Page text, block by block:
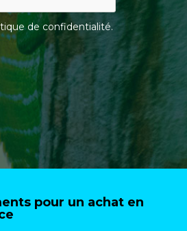
de confidentialité.
pour un achat en